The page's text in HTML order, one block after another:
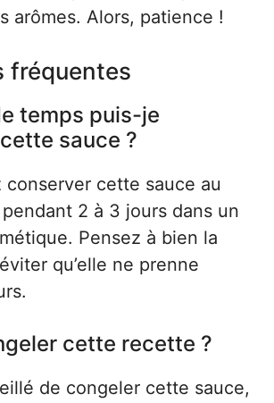
arômes. Alors, patience !
fréquentes
temps puis-je
sauce ?
conserver cette sauce au
2 à 3 jours dans un
Pensez à bien la
qu’elle ne prenne
cette recette ?
de congeler cette sauce,